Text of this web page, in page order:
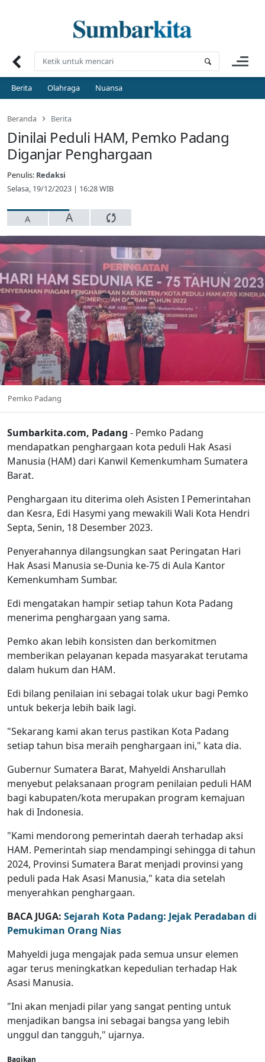
Berita Olahraga Nuansa
Beranda Berita
Dinilai Peduli HAM, Pemko Padang
Diganjar Penghargaan
Penulis: Redaksi
Selasa, 19/12/2023 | 16:28 WIB
A A
Pemko Padang
Sumbarkita.com, Padang - Pemko Padang
mendapatkan penghargaan kota peduli Hak Asasi
Manusia (HAM) dari Kanwil Kemenkumham Sumatera
Barat.
Penghargaan itu diterima oleh Asisten I Pemerintahan
dan Kesra, Edi Hasymi yang mewakili Wali Kota Hendri
Septa, Senin, 18 Desember 2023.
Penyerahannya dilangsungkan saat Peringatan Hari
Hak Asasi Manusia se-Dunia ke-75 di Aula Kantor
Kemenkumham Sumbar.
Edi mengatakan hampir setiap tahun Kota Padang
menerima penghargaan yang sama.
Pemko akan lebih konsisten dan berkomitmen
memberikan pelayanan kepada masyarakat terutama
dalam hukum dan HAM.
Edi bilang penilaian ini sebagai tolak ukur bagi Pemko
untuk bekerja lebih baik lagi.
"Sekarang kami akan terus pastikan Kota Padang
setiap tahun bisa meraih penghargaan ini," kata dia.
Gubernur Sumatera Barat, Mahyeldi Ansharullah
menyebut pelaksanaan program penilaian peduli HAM
bagi kabupaten/kota merupakan program kemajuan
hak di Indonesia.
"Kami mendorong pemerintah daerah terhadap aksi
HAM. Pemerintah siap mendampingi sehingga di tahun
2024, Provinsi Sumatera Barat menjadi provinsi yang
peduli pada Hak Asasi Manusia," kata dia setelah
menyerahkan penghargaan.
BACA JUGA: Sejarah Kota Padang: Jejak Peradaban di
Pemukiman Orang Nias
Mahyeldi juga mengajak pada semua unsur elemen
agar terus meningkatkan kepedulian terhadap Hak
Asasi Manusia.
"Ini akan menjadi pilar yang sangat penting untuk
menjadikan bangsa ini sebagai bangsa yang lebih
unggul dan tangguh," ujarnya.
Bagikan